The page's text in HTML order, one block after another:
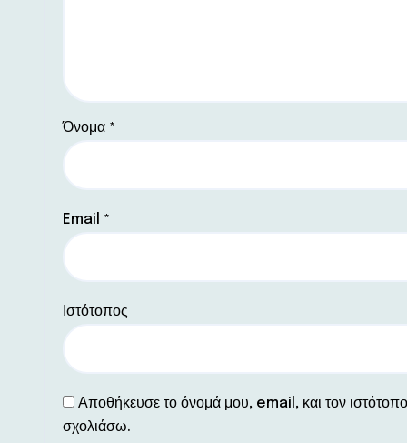
Όνομα *
Email *
Ιστότοπος
Αποθήκευσε το όνομά μου, email, και τον
σχολιάσω.